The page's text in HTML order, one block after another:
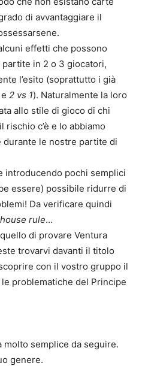
di avvantaggiare il
effetti che possono
in 2 o 3 giocatori,
l’esito (soprattutto i già
e 2 vs 1). Naturalmente la loro
allo stile di gioco di chi
rischio c’è e lo abbiamo
le nostre partite di
introducendo pochi semplici
essere) possibile ridurre di
Da verificare quindi
house rule…
di provare Ventura
trovarvi davanti il titolo
con il vostro gruppo il
problematiche del Principe
semplice da seguire.
genere.